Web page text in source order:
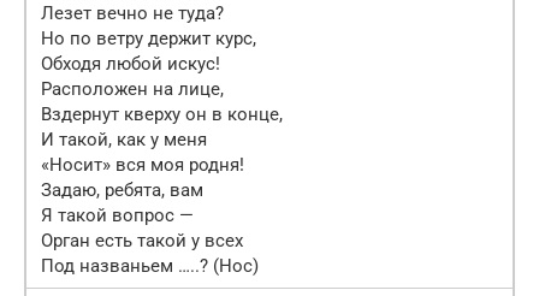
Лезет вечно не туда?
Но по ветру держит курс,
Обходя любой искус!
Расположен на лице,
Вздернут кверху он в конце,
И такой, как у меня
«Носит» вся моя родня!
Задаю, ребята, вам
Я такой вопрос —
Орган есть такой у всех
Под названьем …..? (Нос)